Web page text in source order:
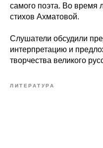
самого поэта. Во время
стихов Ахматовой.
Слушатели обсудили
интерпретацию и
творчества великого
ЛИТЕРАТУРА